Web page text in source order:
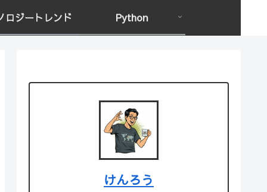
ロジートレンド Python
けんろう